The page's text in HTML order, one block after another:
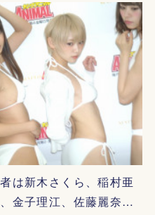
は新木さくら、稲村亜
金子理江、佐藤麗奈…